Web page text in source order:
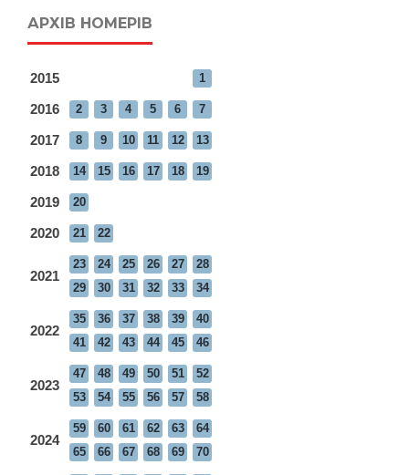
АРХІВ НОМЕРІВ
2015 1
2016 2 3 4 5 6 7
2017 8 9 10 11 12 13
2018 14 15 16 17 18 19
2019 20
2020 21 22
2021
23 24 25 26 27
28
29
30 31 32 33 34
2022
35 36 37 38 39
40
41
42 43 44 45 46
2023
47 48 49 50 51
52
53
54 55 56 57 58
2024
59 60 61 62 63
64
65
66 67 68 69 70